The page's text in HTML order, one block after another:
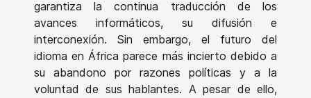
garantiza la continua traducción de los
avances informáticos, su difusión e
interconexión. Sin embargo, el futuro del
idioma en África parece más incierto debido a
su abandono por razones políticas y a la
voluntad de sus hablantes. A pesar de ello,